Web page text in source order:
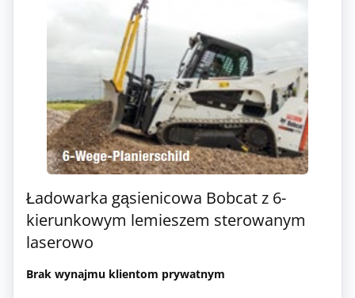
Ładowarka gąsienicowa Bobcat z 6-
kierunkowym lemieszem sterowanym
laserowo
Brak wynajmu klientom prywatnym